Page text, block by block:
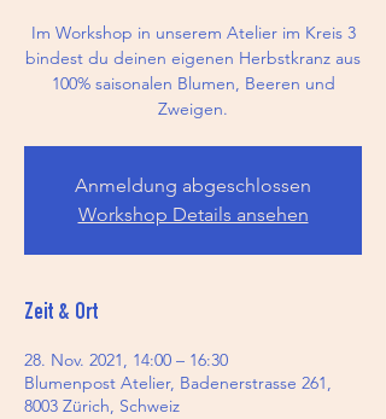
Im Workshop in unserem Atelier im Kreis 3
bindest du deinen eigenen Herbstkranz aus
100% saisonalen Blumen, Beeren und
Zweigen.
Anmeldung abgeschlossen
Workshop Details ansehen
Zeit & Ort
28. Nov. 2021, 14:00 – 16:30
Blumenpost Atelier, Badenerstrasse 261,
8003 Zürich, Schweiz